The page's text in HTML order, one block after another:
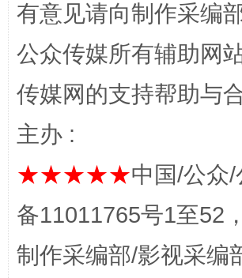
有意见请向制作采编
公众传媒所有辅助网
传媒网的支持帮助与
主办 :
★★★★★中国/公众
备11011765号1至52
制作采编部/影视采编